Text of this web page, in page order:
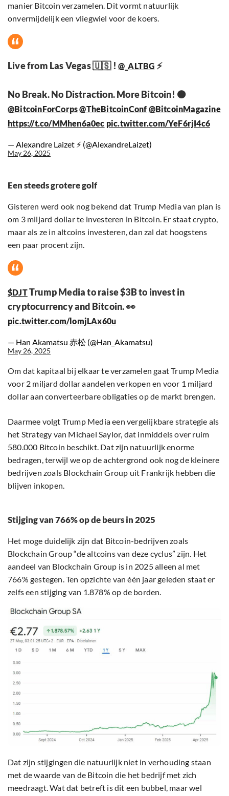
manier Bitcoin verzamelen. Dit vormt natuurlijk
onvermijdelijk een vliegwiel voor de koers.
Live from Las Vegas 🇺🇸 ! @_ALTBG ⚡️
No Break. No Distraction. More Bitcoin! 🟠
@BitcoinForCorps@TheBitcoinConf @BitcoinMagazine
https://t.co/MMhen6a0ec pic.twitter.com/YeF6rjI4c6
— Alexandre Laizet ⚡️ (@AlexandreLaizet)
May 26, 2025
Een steeds grotere golf
Gisteren werd ook nog bekend dat Trump Media van plan is
om 3 miljard dollar te investeren in Bitcoin. Er staat crypto,
maar als ze in altcoins investeren, dan zal dat hoogstens
een paar procent zijn.
$DJTTrump Media to raise $3B to invest in
cryptocurrency and Bitcoin. 👀
pic.twitter.com/lomjLAx60u
— Han Akamatsu 赤松 (@Han_Akamatsu)
May 26, 2025
Om dat kapitaal bij elkaar te verzamelen gaat Trump Media
voor 2 miljard dollar aandelen verkopen en voor 1 miljard
dollar aan converteerbare obligaties op de markt brengen.
Daarmee volgt Trump Media een vergelijkbare strategie als
het Strategy van Michael Saylor, dat inmiddels over ruim
580.000 Bitcoin beschikt. Dat zijn natuurlijk enorme
bedragen, terwijl we op de achtergrond ook nog de kleinere
bedrijven zoals Blockchain Group uit Frankrijk hebben die
blijven inkopen.
Stijging van 766% op de beurs in 2025
Het moge duidelijk zijn dat Bitcoin-bedrijven zoals
Blockchain Group “de altcoins van deze cyclus” zijn. Het
aandeel van Blockchain Group is in 2025 alleen al met
766% gestegen. Ten opzichte van één jaar geleden staat er
zelfs een stijging van 1.878% op de borden.
Dat zijn stijgingen die natuurlijk niet in verhouding staan
met de waarde van de Bitcoin die het bedrijf met zich
meedraagt. Wat dat betreft is dit een bubbel, maar wel